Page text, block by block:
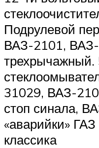
Подрулевой
ВАЗ-2101,
трехрычажный.
31029, ВАЗ-
стоп синала,
«аварийки»
классика